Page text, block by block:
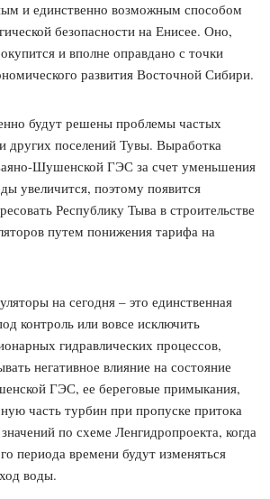
и единственно возможным способом
безопасности на Енисее. Оно,
и вполне оправдано с точки
развития Восточной Сибири.
будут решены проблемы частых
других поселений Тувы. Выработка
Шушенской ГЭС за счет уменьшения
увеличится, поэтому появится
Республику Тыва в строительстве
путем понижения тарифа на
на сегодня – это единственная
контроль или вовсе исключить
гидравлических процессов,
негативное влияние на состояние
ГЭС, ее береговые примыкания,
часть турбин при пропуске притока
по схеме Ленгидропроекта, когда
периода времени будут изменяться
воды.